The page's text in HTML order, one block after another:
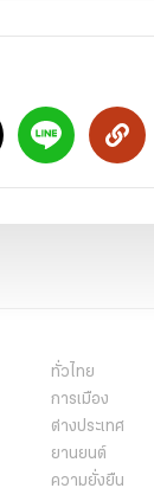
ทั่วไทย
การเมือง
ต่างประเทศ
ยานยนต์
ความยั่งยืน